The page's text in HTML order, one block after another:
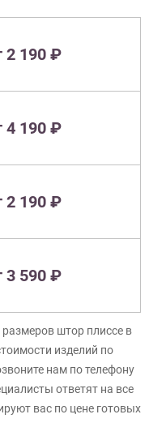
2 190 ₽
4 190 ₽
2 190 ₽
3 590 ₽
штор плиссе в
изделий по
нам по телефону
ответят на все
вас по цене готовых